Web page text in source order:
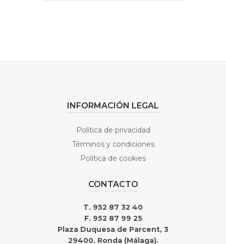
INFORMACIÓN LEGAL
Política de privacidad
Términos y condiciones
Política de cookies
CONTACTO
T. 952 87 32 40
F. 952 87 99 25
Plaza Duquesa de Parcent, 3
29400. Ronda (Málaga).